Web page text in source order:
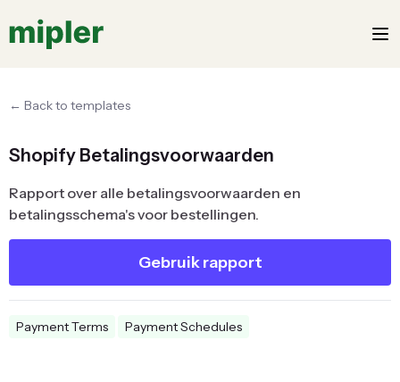
← Back to templates
Shopify Betalingsvoorwaarden
Rapport over alle betalingsvoorwaarden en
betalingsschema's voor bestellingen.
Gebruik rapport
Payment Terms Payment Schedules